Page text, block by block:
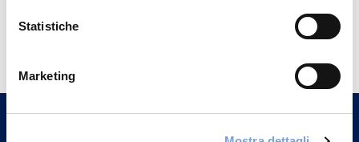
Statistiche
Marketing
Hai bisogno di
Trova l'Agenzia più vicina a te e parla con